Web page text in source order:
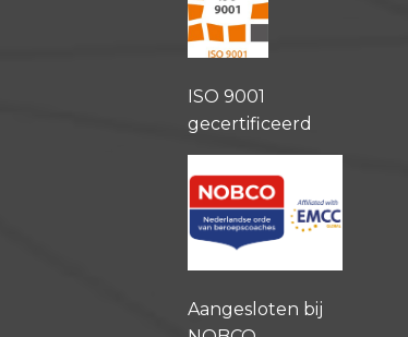
ISO 9001
gecertificeerd
Aangesloten bij